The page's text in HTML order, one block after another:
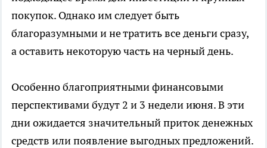
покупок. Однако им следует быть
благоразумными и не тратить все деньги сразу,
а оставить некоторую часть на черный день.
Особенно благоприятными финансовыми
перспективами будут 2 и 3 недели июня. В эти
дни ожидается значительный приток денежных
средств или появление выгодных предложений.